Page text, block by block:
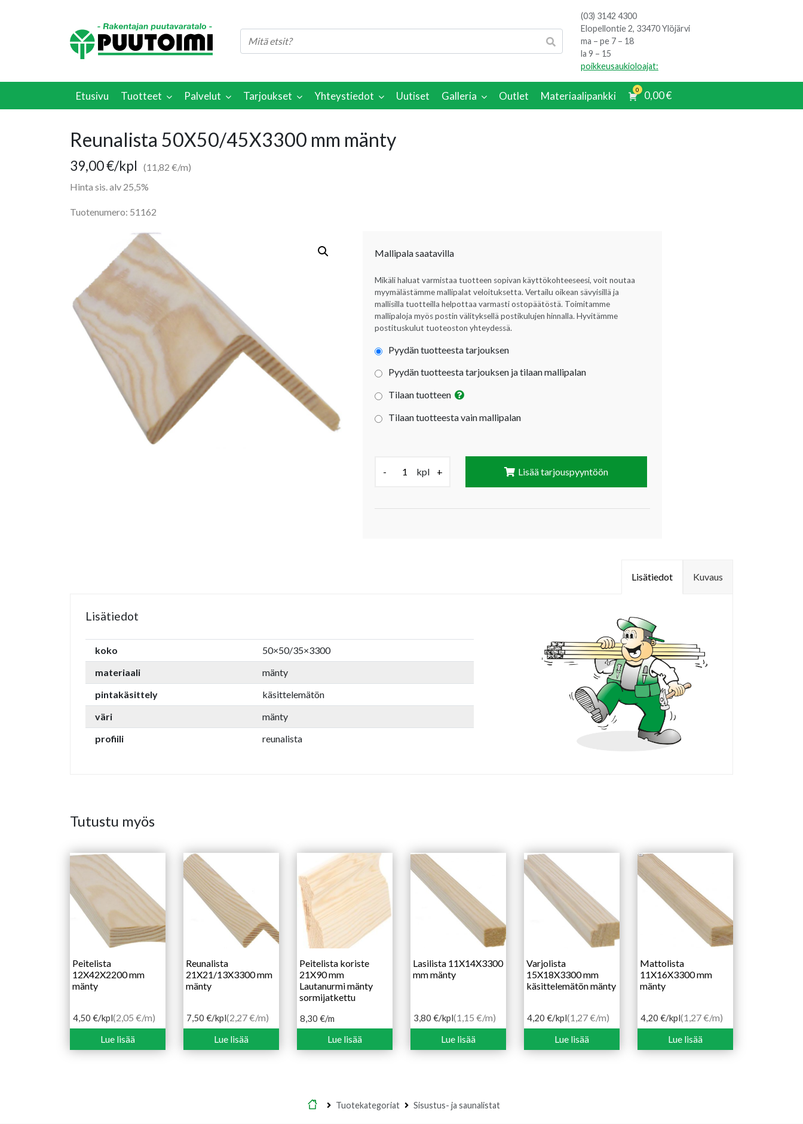
(03) 3142 4300
Elopellontie 2, 33470 Ylöjärvi
ma – pe 7 – 18
la 9 – 15
poikkeusaukioloajat:
Etusivu Tuotteet Palvelut Tarjoukset Yhteystiedot Uutiset Galleria Outlet Materiaalipankki 0 0,00€
Reunalista 50X50/45X3300 mm mänty
39,00€/kpl
(11,82 €/m)
Hinta sis. alv 25,5%
Tuotenumero: 51162
Mallipala saatavilla
Mikäli haluat varmistaa tuotteen sopivan käyttökohteeseesi, voit noutaa
myymälästämme mallipalat veloituksetta. Vertailu oikean sävyisillä ja
mallisilla tuotteilla helpottaa varmasti ostopäätöstä. Toimitamme
mallipaloja myös postin välityksellä postikulujen hinnalla. Hyvitämme
postituskulut tuoteoston yhteydessä.
Pyydän tuotteesta tarjouksen
Pyydän tuotteesta tarjouksen ja tilaan mallipalan
Tilaan tuotteen
Tilaan tuotteesta vain mallipalan
- kpl + Lisää tarjouspyyntöön
Kuvaus
Lisätiedot
Lisätiedot
koko
50×50/35×3300
materiaali
mänty
pintakäsittely
käsittelemätön
väri
mänty
profiili
reunalista
Tutustu myös
Peitelista
12X42X2200 mm
mänty
4,50 €/kpl(2,05 €/m)
Lue lisää
Reunalista
21X21/13X3300 mm
mänty
7,50 €/kpl(2,27 €/m)
Lue lisää
Peitelista koriste
21X90 mm
Lautanurmi mänty
sormijatkettu
8,30 €/m
Lue lisää
Lasilista 11X14X3300
mm mänty
3,80 €/kpl(1,15 €/m)
Lue lisää
Varjolista
15X18X3300 mm
käsittelemätön mänty
4,20 €/kpl(1,27 €/m)
Lue lisää
Mattolista
11X16X3300 mm
mänty
4,20 €/kpl(1,27 €/m)
Lue lisää
Etusivu
Tuotekategoriat Sisustus- ja saunalistat